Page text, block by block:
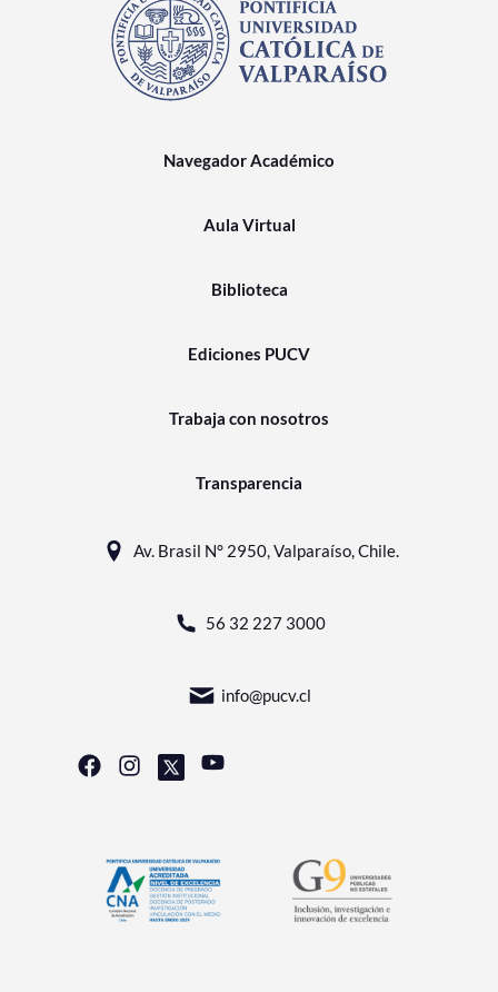
Navegador Académico
Aula Virtual
Biblioteca
Ediciones PUCV
Trabaja con nosotros
Transparencia
Av. Brasil N° 2950, Valparaíso, Chile.
56 32 227 3000
info@pucv.cl